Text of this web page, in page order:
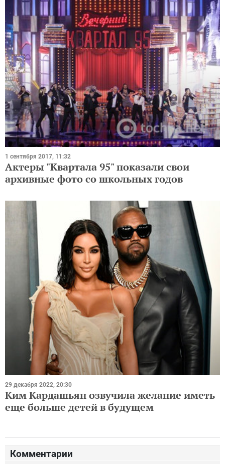
1 сентября 2017, 11:32
Актеры "Квартала 95" показали свои
архивные фото со школьных годов
29 декабря 2022, 20:30
Ким Кардашьян озвучила желание иметь
еще больше детей в будущем
Комментарии